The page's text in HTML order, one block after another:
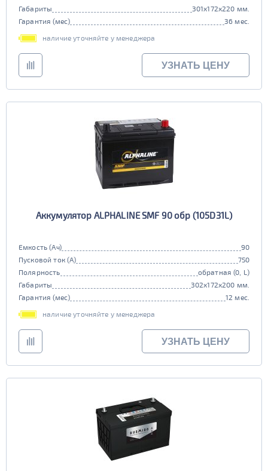
Габариты
301x172x220 мм.
Гарантия (мес)
36 мес.
наличие уточняйте у менеджера
УЗНАТЬ ЦЕНУ
Аккумулятор ALPHALINE SMF 90 обр (105D31L)
Емкость (Ач)
90
Пусковой ток (А)
750
Полярность
обратная (0, L)
Габариты
302x172x200 мм.
Гарантия (мес)
12 мес.
наличие уточняйте у менеджера
УЗНАТЬ ЦЕНУ